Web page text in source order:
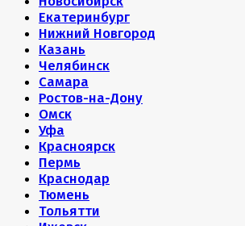
Екатеринбург
Нижний Новгород
Казань
Челябинск
Самара
Ростов-на-Дону
Омск
Уфа
Красноярск
Пермь
Краснодар
Тюмень
Тольятти